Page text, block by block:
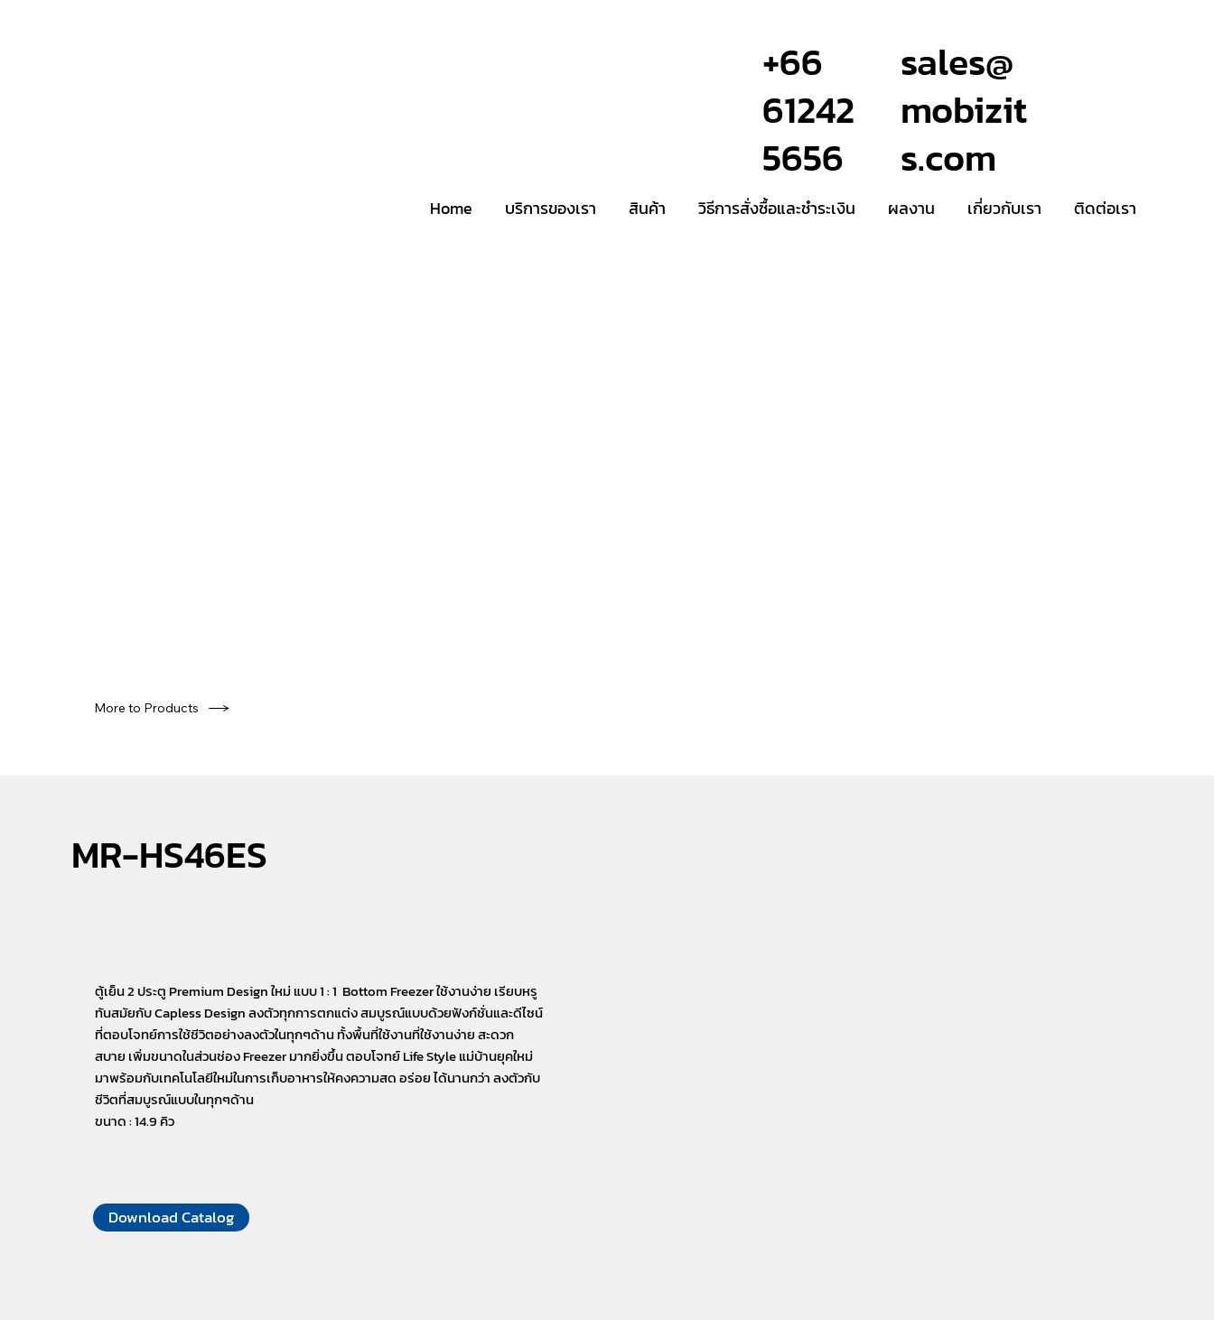
+66
61242
5656
sales@
mobizit
s.com
Home บริการของเรา สินค้า วิธีการสั่งซื้อและชำระเงิน ผลงาน เกี่ยวกับเรา ติดต่อเรา
More to Products
ตู้เย็น 2 ประตู Premium Design ใหม่ แบบ 1 : 1 Bottom Freezer ใช้งานง่าย เรียบหรู
ทันสมัยกับ Capless Design ลงตัวทุกการตกแต่ง สมบูรณ์แบบด้วยฟังก์ชั่นและดีไซน์
ที่ตอบโจทย์การใช้ชีวิตอย่างลงตัวในทุกๆด้าน ทั้งพื้นที่ใช้งานที่ใช้งานง่าย สะดวก
สบาย เพิ่มขนาดในส่วนช่อง Freezer มากยิ่งขึ้น ตอบโจทย์ Life Style แม่บ้านยุคใหม่
มาพร้อมกับเทคโนโลยีใหม่ในการเก็บอาหารให้คงความสด อร่อย ได้นานกว่า ลงตัวกับ
ชีวิตที่สมบูรณ์แบบในทุกๆด้าน
ขนาด : 14.9 คิว
Download Catalog
MR-HS46ES